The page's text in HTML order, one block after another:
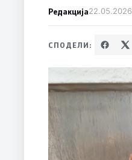
Редакција22.05.2026
СПОДЕЛИ: